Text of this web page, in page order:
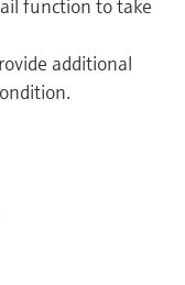
function to take
additional